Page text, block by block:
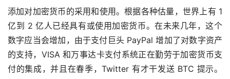
添加对加密货币的采用和使用。根据各种估量，世界上有 1
亿到 2 亿人已经具有或使用加密货币。在未来几年，这个
数字应当会增加，由于支付巨头 PayPal 增加了对数字资产
的支持，VISA 和万事达卡支付系统正在勤劳于加密货币支
付的集成，并且在春季，Twitter 有才干发送 BTC 提示。